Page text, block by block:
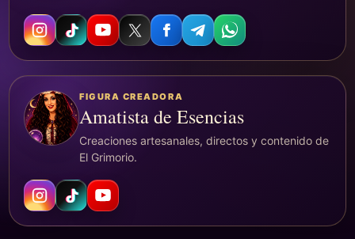
FIGURA CREADORA
Amatista de Esencias
Creaciones artesanales, directos y contenido de
El Grimorio.